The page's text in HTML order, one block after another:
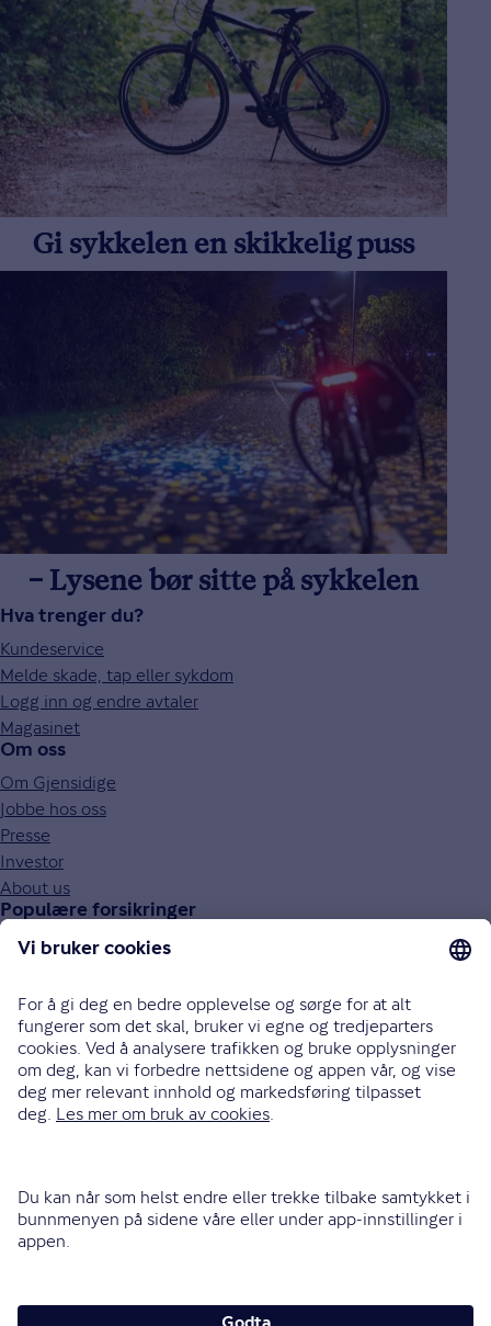
Gi sykkelen en skikkelig puss
– Lysene bør sitte på sykkelen
Hva trenger du?
Kundeservice
Melde skade, tap eller sykdom
Logg inn og endre avtaler
Magasinet
Om oss
Om Gjensidige
Jobbe hos oss
Presse
Investor
About us
Populære forsikringer
Bilforsikring
Innboforsikring
Husforsikring
Livsforsikring
Barneforsikring
Alle forsikringer
915 03 100
LinkedIn
Facebook